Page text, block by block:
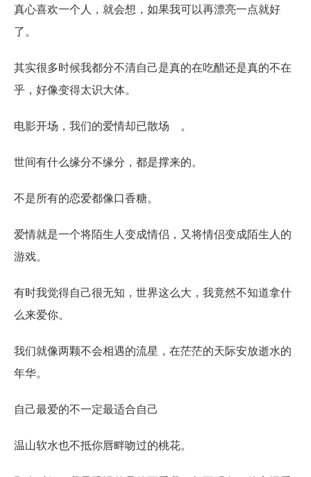
真心喜欢一个人，就会想，如果我可以再漂亮一点就好
了。
其实很多时候我都分不清自己是真的在吃醋还是真的不在
乎，好像变得太识大体。
电影开场，我们的爱情却已散场ゞ。
世间有什么缘分不缘分，都是撑来的。
不是所有的恋爱都像口香糖。
爱情就是一个将陌生人变成情侣，又将情侣变成陌生人的
游戏。
有时我觉得自己很无知，世界这么大，我竟然不知道拿什
么来爱你。
我们就像两颗不会相遇的流星，在茫茫的天际安放逝水的
年华。
自己最爱的不一定最适合自己
温山软水也不抵你唇畔吻过的桃花。